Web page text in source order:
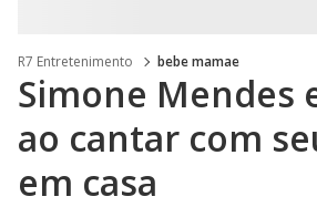
R7 Entretenimento bebe mamae
Simone Mendes
ao cantar com
em casa